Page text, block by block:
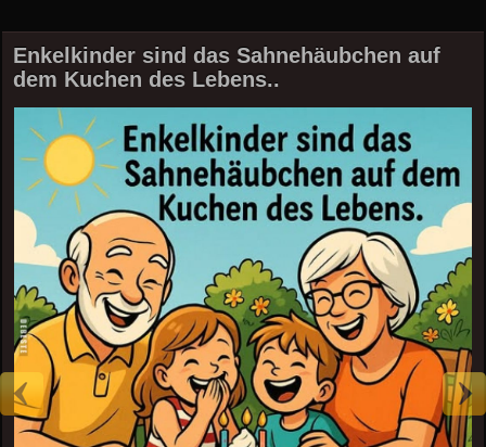
Enkelkinder sind das Sahnehäubchen auf
dem Kuchen des Lebens..